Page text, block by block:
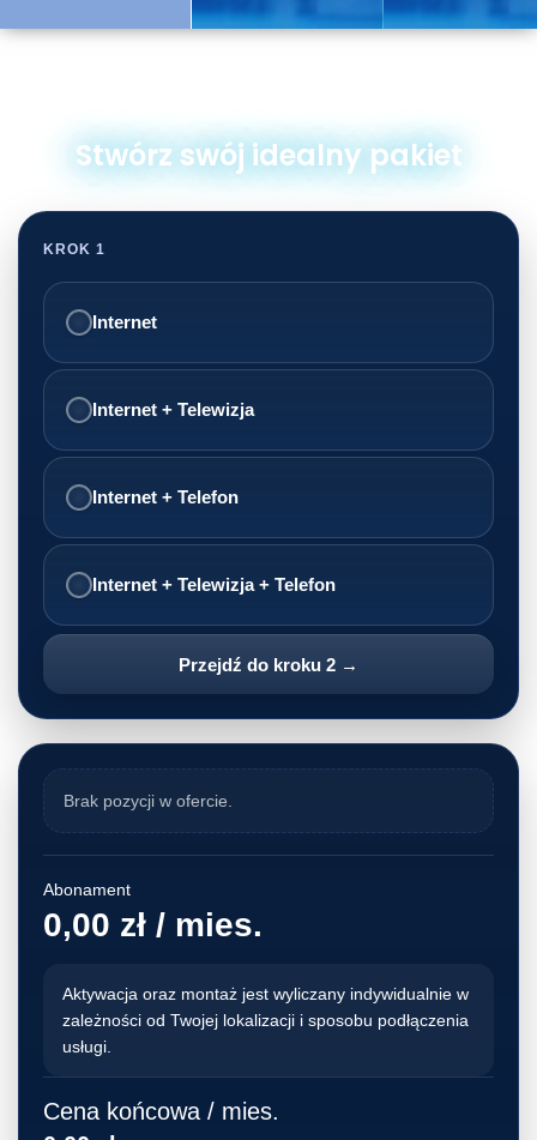
Stwórz swój idealny pakiet
KROK 1
Internet
Internet + Telewizja
Internet + Telefon
Internet + Telewizja + Telefon
Przejdź do kroku 2 →
Brak pozycji w ofercie.
Abonament
0,00 zł / mies.
Aktywacja oraz montaż jest wyliczany indywidualnie w
zależności od Twojej lokalizacji i sposobu podłączenia
usługi.
Cena końcowa / mies.